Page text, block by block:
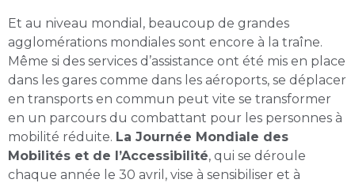
Et au niveau mondial, beaucoup de grandes
agglomérations mondiales sont encore à la traîne.
Même si des services d’assistance ont été mis en place
dans les gares comme dans les aéroports, se déplacer
en transports en commun peut vite se transformer
en un parcours du combattant pour les personnes à
mobilité réduite. La Journée Mondiale des
Mobilités et de l’Accessibilité, qui se déroule
chaque année le 30 avril, vise à sensibiliser et à